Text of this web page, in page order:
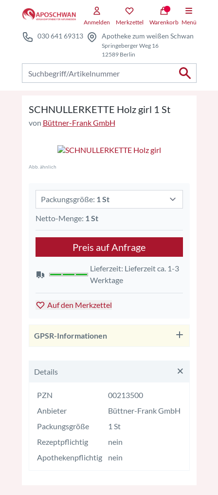
Anmelden Merkzettel Warenkorb Menü
030 641 69313 Apotheke zum weißen Schwan
Springeberger Weg 16
12589 Berlin
SCHNULLERKETTE Holz girl 1 St
von Büttner-Frank GmbH
Abb. ähnlich
Packungsgröße: 1 St
Netto-Menge: 1 St
Preis auf Anfrage
Lieferzeit: Lieferzeit ca. 1-3
Werktage
Auf den Merkzettel
GPSR-Informationen
Details
PZN
00213500
Anbieter
Büttner-Frank GmbH
Packungsgröße
1 St
Rezeptpflichtig
nein
Apothekenpflichtig
nein